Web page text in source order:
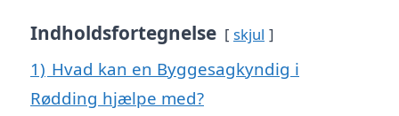
Indholdsfortegnelse skjul
1) Hvad kan en Byggesagkyndig i
Rødding hjælpe med?